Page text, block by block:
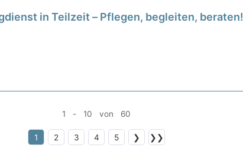
in Teilzeit – Pflegen, begleiten, beraten!
1 - 10 von 60
1 2 3 4 5 ❯ ❯❯